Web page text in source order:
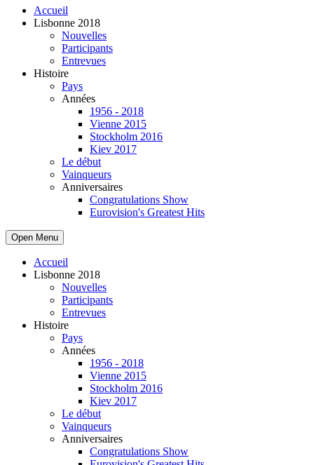
Accueil
Lisbonne 2018
Nouvelles
Participants
Entrevues
Histoire
Pays
Années
1956 - 2018
Vienne 2015
Stockholm 2016
Kiev 2017
Le début
Vainqueurs
Anniversaires
Congratulations Show
Eurovision's Greatest Hits
Open Menu
Accueil
Lisbonne 2018
Nouvelles
Participants
Entrevues
Histoire
Pays
Années
1956 - 2018
Vienne 2015
Stockholm 2016
Kiev 2017
Le début
Vainqueurs
Anniversaires
Congratulations Show